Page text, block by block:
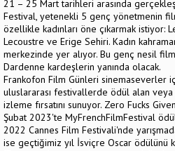
21 – 25 Mart tarihleri arasında
Festival, yetenekli 5 genç yönetmenin
özellikle kadınları öne çıkarmak istiyor:
Lecoustre ve Erige Sehiri. Kadın
merkezinde yer alıyor. Bu genç nesil
Dardenne kardeşlerin yanında olacak.
Frankofon Film Günleri sinemaseverler
uluslararası festivallerde ödül alan
izleme fırsatını sunuyor. Zero Fucks
Şubat 2023'te MyFrenchFilmFestival
2022 Cannes Film Festivali'nde
ise geçtiğimiz yıl İsviçre Oscar ödülünü